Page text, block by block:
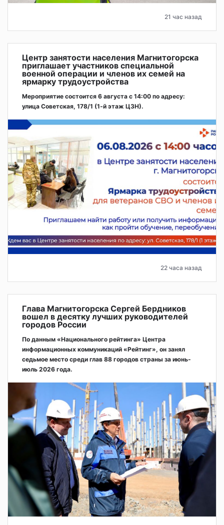
21 час назад
Центр занятости населения Магнитогорска
приглашает участников специальной
военной операции и членов их семей на
ярмарку трудоустройства
Мероприятие состоится 6 августа с 14:00 по адресу:
улица Советская, 178/1 (1‑й этаж ЦЗН).
22 часа назад
Глава Магнитогорска Сергей Бердников
вошел в десятку лучших руководителей
городов России
По данным «Национального рейтинга» Центра
информационных коммуникаций «Рейтинг», он занял
седьмое место среди глав 88 городов страны за июнь-
июль 2026 года.